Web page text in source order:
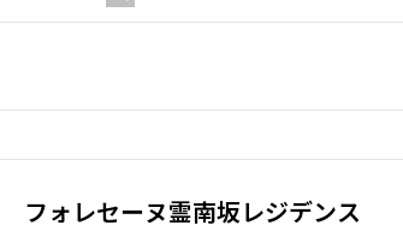
フォレセーヌ霊南坂レジデンス